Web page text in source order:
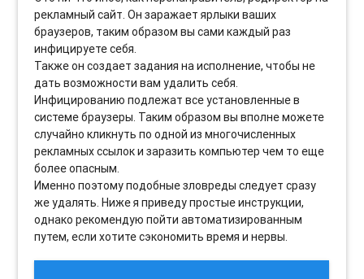
рекламный сайт. Он заражает ярлыки ваших
браузеров, таким образом вы сами каждый раз
инфицируете себя.
Также он создает задания на исполнение, чтобы не
дать возможности вам удалить себя.
Инфицированию подлежат все установленные в
системе браузеры. Таким образом вы вполне можете
случайно кликнуть по одной из многочисленных
рекламных ссылок и заразить компьютер чем то еще
более опасным.
Именно поэтому подобные зловреды следует сразу
же удалять. Ниже я приведу простые инструкции,
однако рекомендую пойти автоматизированным
путем, если хотите сэкономить время и нервы.